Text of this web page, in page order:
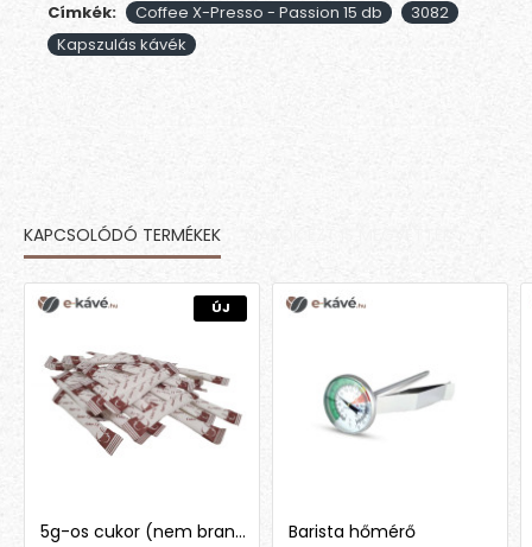
Címkék: Coffee X-Presso - Passion 15 db
3082
Kapszulás kávék
KAPCSOLÓDÓ TERMÉKEK
ÚJ
5g-os cukor (nem brandingelt) Barista hőmérő